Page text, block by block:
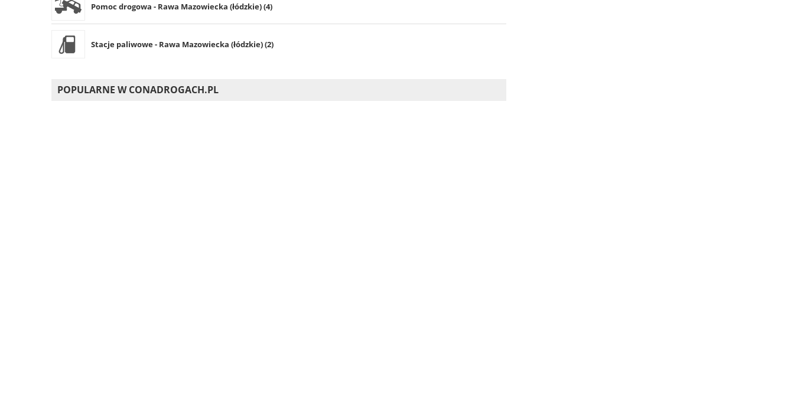
Pomoc drogowa - Rawa Mazowiecka (łódzkie) (4)
Stacje paliwowe - Rawa Mazowiecka (łódzkie) (2)
POPULARNE W CONADROGACH.PL